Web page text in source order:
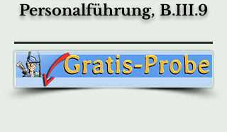
Personalführung, B.III.9